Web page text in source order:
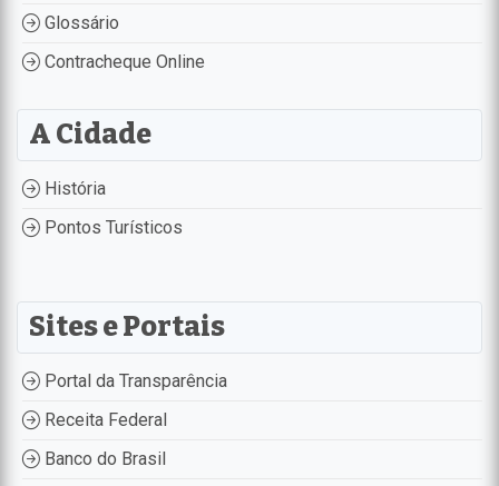
Glossário
Contracheque Online
A Cidade
História
Pontos Turísticos
Sites e Portais
Portal da Transparência
Receita Federal
Banco do Brasil